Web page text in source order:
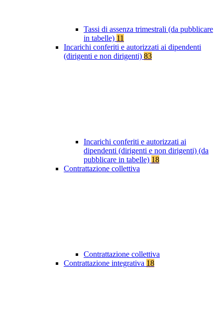
Tassi di assenza trimestrali (da pubblicare
in tabelle) 11
Incarichi conferiti e autorizzati ai dipendenti
(dirigenti e non dirigenti) 83
Incarichi conferiti e autorizzati ai
dipendenti (dirigenti e non dirigenti) (da
pubblicare in tabelle) 18
Contrattazione collettiva
Contrattazione collettiva
Contrattazione integrativa 18